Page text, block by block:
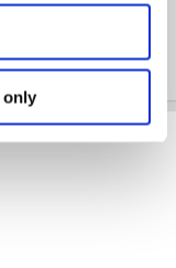
only